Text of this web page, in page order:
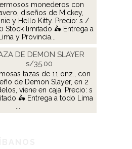
monederos con
diseños de Mickey,
y Hello Kitty. Precio: s /
Stock limitado 🛵 Entrega a
y Provincia...
DE DEMON SLAYER
s/35.00
tazas de 11 onz., con
de Demon Slayer, en 2
viene en caja. Precio: s
🛵 Entrega a todo Lima
...